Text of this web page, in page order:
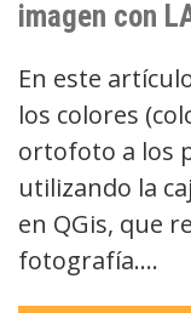
imagen con
En este
los colores
ortofoto a los
utilizando la
en QGis, que
fotografía.…